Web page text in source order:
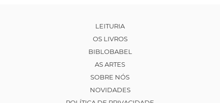
LEITURIA
OS LIVROS
BIBLOBABEL
AS ARTES
SOBRE NÓS
NOVIDADES